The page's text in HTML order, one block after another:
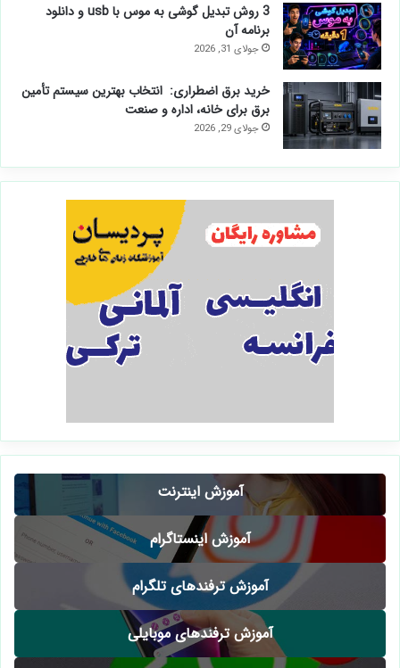
3 روش تبدیل گوشی به موس با usb و دانلود
برنامه آن
جولای 31, 2026
خرید برق اضطراری: انتخاب بهترین سیستم تأمین
برق برای خانه، اداره و صنعت
جولای 29, 2026
آموزش اینترنت
آموزش اینستاگرام
آموزش ترفندهای تلگرام
آموزش ترفندهای موبایلی